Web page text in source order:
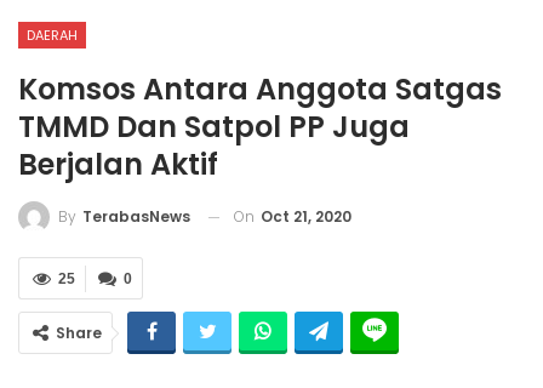
DAERAH
Komsos Antara Anggota Satgas
TMMD Dan Satpol PP Juga
Berjalan Aktif
By TerabasNews On Oct 21, 2020
0
25
Share